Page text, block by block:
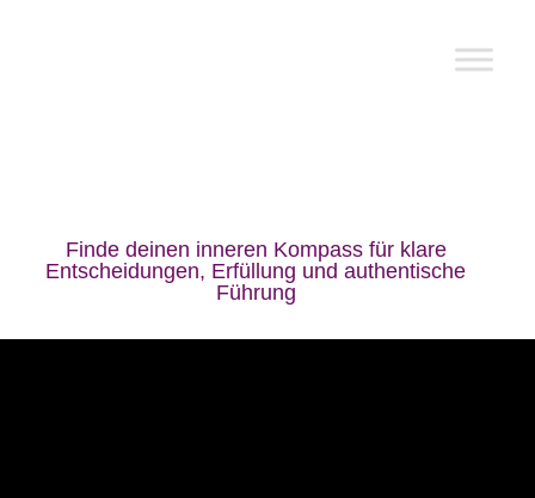
Finde deinen inneren Kompass für klare
Entscheidungen, Erfüllung und authentische
Führung